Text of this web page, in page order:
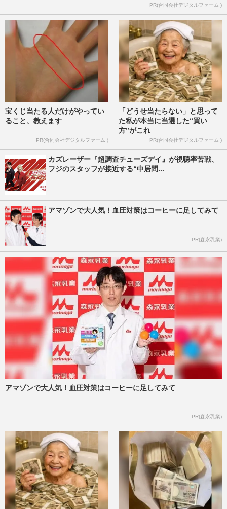
櫻井翔が上位！ 1000人が選ぶ【理想の先
週刊女性2026年2月17日号 2026/2/11
PR(合同会社デジタルファーム )
宝くじ当たる人だけがやってい
ること、教えます
PR(合同会社デジタルファーム )
「どうせ当たらない」と思って
た私が本当に当選した“買い
方”がこれ
PR(合同会社デジタルファーム )
カズレーザー『超調査チューズデイ』が視聴率苦戦、
フジのスタッフが接近する“中居問...
アマゾンで大人気！血圧対策はコーヒーに足してみて
PR(森永乳業)
アマゾンで大人気！血圧対策はコーヒーに足してみて
PR(森永乳業)